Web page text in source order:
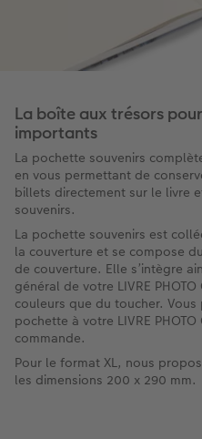
La boîte aux trésors
importants
La pochette souvenirs
en vous permettant de
billets directement sur le livre
souvenirs.
La pochette souvenirs est
la couverture et se compose
de couverture. Elle s’intègre
général de votre LIVRE
couleurs que du toucher.
pochette à votre LIVRE
commande.
Pour le format XL, nous
les dimensions 200 x 290 mm.